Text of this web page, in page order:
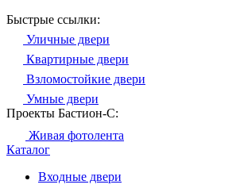
Быстрые ссылки:
Уличные двери
Квартирные двери
Взломостойкие двери
Умные двери
Проекты Бастион-С:
Живая фотолента
Каталог
Входные двери